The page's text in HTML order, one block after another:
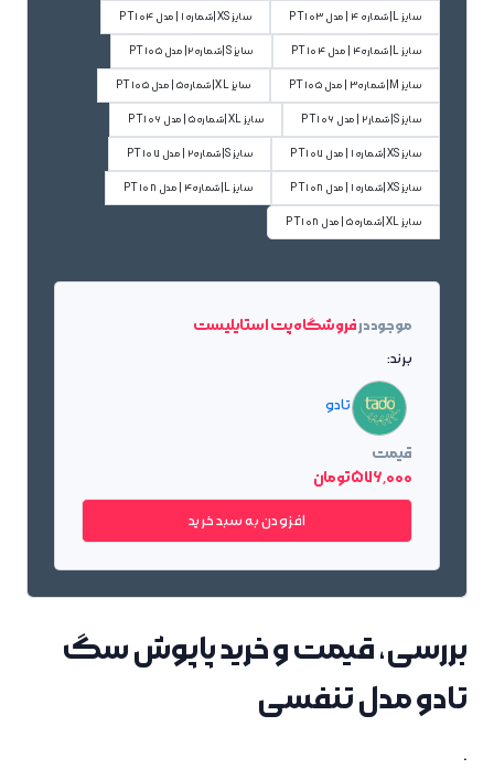
سایز L|شماره 4 | مدل PT103 سایز XS|شماره1 | مدل PT104
سایز L|شماره4 | مدل PT104 سایز S|شماره2| مدل PT105
سایز M|شماره3 | مدل PT105 سایز XL|شماره5 | مدل PT105
سایز S|شمار2 | مدل PT106 سایز XL|شماره5 | مدل PT106
سایز XS|شماره1 | مدل PT107 سایز S|شماره2 | مدل PT107
سایز XS|شماره1 | مدل PT108 سایز L|شماره4 | مدل PT108
سایز XL|شماره5 | مدل PT108
موجود درفروشگاه پت استایلیست
برند:
تادو
قیمت
576٬000 تومان
افزودن به سبد خرید
بررسی، قیمت و خرید پاپوش سگ
تادو مدل تنفسی
.